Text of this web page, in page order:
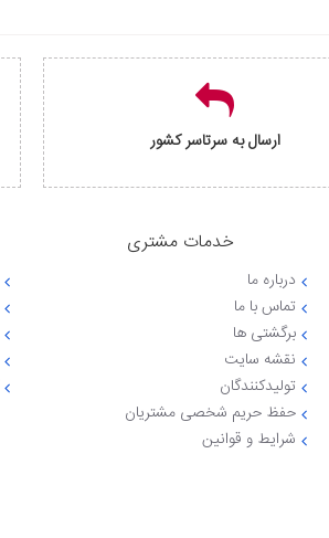
ارسال به سرتاسر کشور
خدمات مشتری
درباره ما
تماس با ما
برگشتی ها
نقشه سایت
تولیدکنندگان
حفظ حریم شخصی مشتریان
شرایط و قوانین